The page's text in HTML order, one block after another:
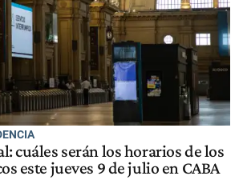
cuáles serán los horarios de los
este jueves 9 de julio en CABA